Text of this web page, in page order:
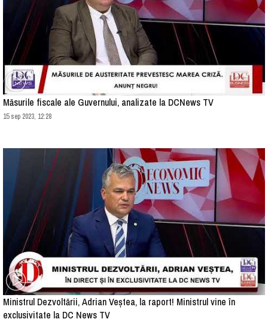
Măsurile fiscale ale Guvernului, analizate la DCNews TV
15 sep 2023, 12:28
Ministrul Dezvoltării, Adrian Veștea, la raport! Ministrul vine în
exclusivitate la DC News TV